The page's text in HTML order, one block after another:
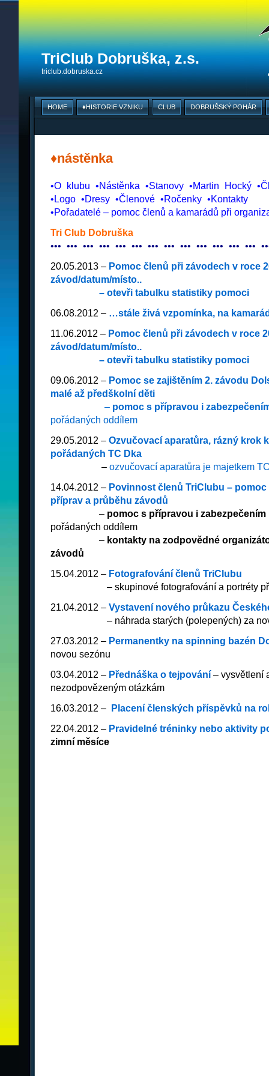
TriClub Dobruška, z.s.
triclub.dobruska.cz
HOME ♦HISTORIE VZNIKU CLUB DOBRUŠSKÝ POHÁR
♦nástěnka
•O_ klubu •Nástěnka •Stanovy_ •Martin Hocký_
•Logo_ •Dresy_ •Členové_ •Ročenky_ •Kontakty
•Pořadatelé – pomoc členů a kamarádů při
Tri Club Dobruška
••• ••• ••• ••• ••• ••• ••• ••• ••• ••• ••• ••• ••• ••
20.05.2013 – Pomoc členů při závodech v roce
závod/datum/místo..
– otevři tabulku statistiky pomoci
06.08.2012 – …stále živá vzpomínka, na
11.06.2012 – Pomoc členů při závodech v roce
závod/datum/místo..
– otevři tabulku statistiky pomoci
09.06.2012 – Pomoc se zajištěním 2. závodu
malé až předškolní děti
– pomoc s přípravou i
pořádaných oddílem
29.05.2012 – Ozvučovací aparatůra, rázný krok
pořádaných TC Dka
– ozvučovací aparatůra je majetkem
14.04.2012 – Povinnost členů TriClubu – pomoc
příprav a průběhu závodů
– pomoc s přípravou i zabezpečením
pořádaných oddílem
– kontakty na zodpovědné
závodů
15.04.2012 – Fotografování členů TriClubu
– skupinové fotografování a portréty
21.04.2012 – Vystavení nového průkazu
– náhrada starých (polepených) za
27.03.2012 – Permanentky na spinning bazén
novou sezónu
03.04.2012 – Přednáška o tejpování– vysvětlení
nezodpovězeným otázkám
16.03.2012 –
Placení členských příspěvků na
22.04.2012 – Pravidelné tréninky nebo aktivity
zimní měsíce